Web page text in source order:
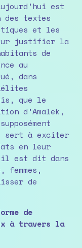
est
textes
et les
justifier la
de
au
dans
que le
d’Amalek,
sert à exciter
en leur
il est dit dans
femmes,
de
de
à travers la